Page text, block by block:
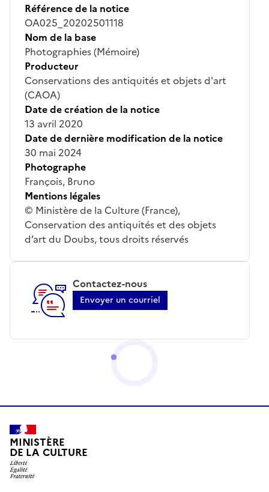
Référence de la notice
OA025_20202501118
Nom de la base
Photographies (Mémoire)
Producteur
Conservations des antiquités et objets d'art
(CAOA)
Date de création de la notice
13 avril 2020
Date de dernière modification de la notice
30 mai 2024
Photographe
François, Bruno
Mentions légales
© Ministère de la Culture (France),
Conservation des antiquités et des objets
d’art du Doubs, tous droits réservés
Contactez-nous
Envoyer un courriel
MINISTÈRE
DE LA CULTURE